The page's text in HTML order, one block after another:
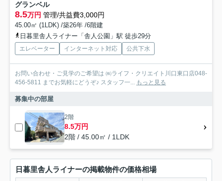
グランベル
8.5万円 管理/共益費3,000円
45.00㎡ (1LDK) /築26年 /6階建
日暮里舎人ライナー「舎人公園」駅 徒歩29分
エレベーター インターネット対応 公共下水
お問い合わせ・ご見学のご希望は ㈱ライフ・クリエイト川口東口店048-
456-5811 までお気軽にどうぞ♪ スタッフ一... もっと見る
募集中の部屋
2階
8.5万円
2階 / 45.00㎡ / 1LDK
日暮里舎人ライナーの掲載物件の価格相場